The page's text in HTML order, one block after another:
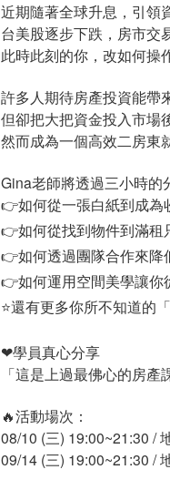
近期隨著全球升息，引領
台美股逐步下跌，房市交
此時此刻的你，改如何操
許多人期待房產投資能帶
但卻把大把資金投入市場
然而成為一個高效二房東
Gina老師將透過三小時的
👉如何從一張白紙到成為
👉如何從找到物件到滿租
👉如何透過團隊合作來降
👉如何運用空間美學讓你
⭐️還有更多你所不知道的
❤學員真心分享
「這是上過最佛心的房
🔥活動場次：
08/10 (三) 19:00~21:30 /
09/14 (三) 19:00~21:30 /